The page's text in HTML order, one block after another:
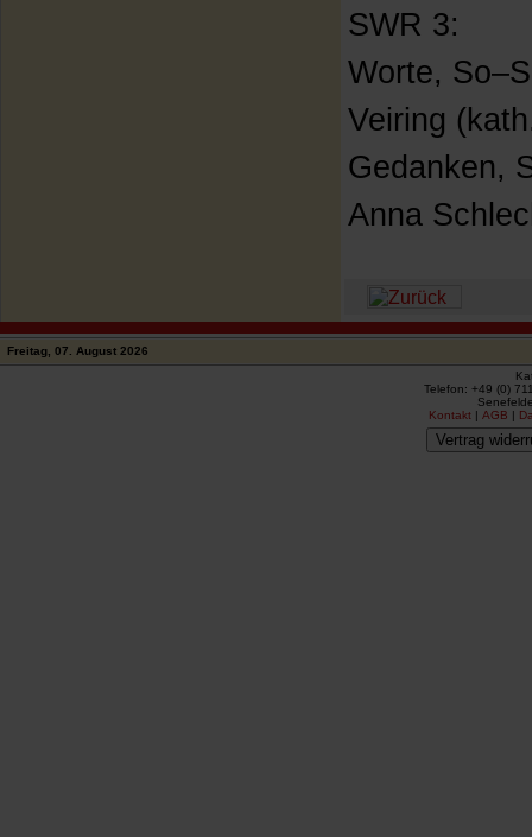
SWR 3:
Worte,
Veiring
Gedanken,
Anna
Freitag, 07. August 2026
Telefon: +49 (0)
Kontakt |AGB |
Vertrag